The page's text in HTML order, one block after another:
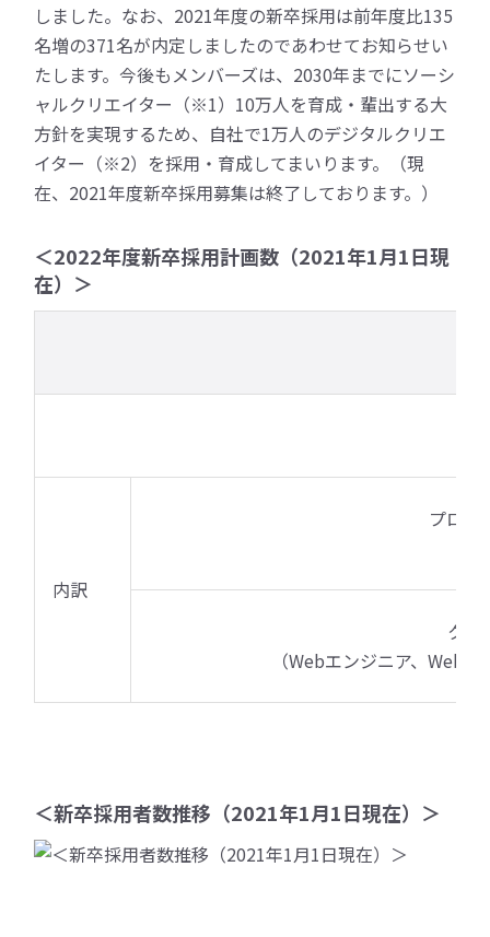
しました。なお、2021年度の新卒採用は前年度比135
名増の371名が内定しましたのであわせてお知らせい
たします。今後もメンバーズは、2030年までにソーシ
ャルクリエイター（※1）10万人を育成・輩出する大
方針を実現するため、自社で1万人のデジタルクリエ
イター（※2）を採用・育成してまいります。（現
在、2021年度新卒採用募集は終了しております。）
＜2022年度新卒採用計画数（2021年1月1日現
在）＞
内訳
プロデ
クリ
（Webエンジニア、Web
＜新卒採用者数推移（2021年1月1日現在）＞